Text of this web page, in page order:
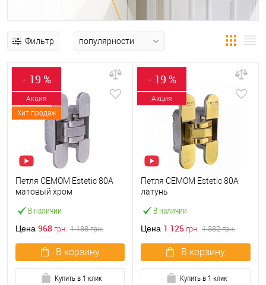
Фильтр
- 19 %
Акция
Хит продаж
В наличии
Петля CEMOM Estetic 80A
матовый хром
Цена 968 грн. 1 188грн.
В корзину
Купить в 1 клик
- 19 %
Акция
В наличии
Петля CEMOM Estetic 80A
латунь
Цена 1 125 грн. 1 382грн.
В корзину
Купить в 1 клик